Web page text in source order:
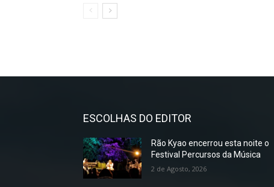
ESCOLHAS DO EDITOR
Rão Kyao encerrou esta noite o
Festival Percursos da Música
2 de Agosto, 2026